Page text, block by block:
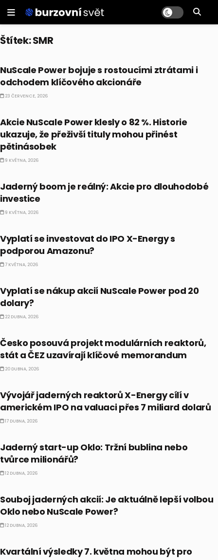
Štítek:SMR
NuScale Power bojuje s rostoucími ztrátami i
odchodem klíčového akcionáře
23 ČERVENCE, 2026
Akcie NuScale Power klesly o 82 %. Historie
ukazuje, že přeživší tituly mohou přinést
pětinásobek
9 KVĚTNA, 2026
Jaderný boom je reálný: Akcie pro dlouhodobé
investice
9 KVĚTNA, 2026
Vyplatí se investovat do IPO X-Energy s
podporou Amazonu?
7 KVĚTNA, 2026
Vyplatí se nákup akcií NuScale Power pod 20
dolary?
22 DUBNA, 2026
Česko posouvá projekt modulárních reaktorů,
stát a ČEZ uzavírají klíčové memorandum
20 DUBNA, 2026
Vývojář jaderných reaktorů X-Energy cílí v
americkém IPO na valuaci přes 7 miliard dolarů
17 DUBNA, 2026
Jaderný start-up Oklo: Tržní bublina nebo
tvůrce milionářů?
12 DUBNA, 2026
Souboj jaderných akcií: Je aktuálně lepší volbou
Oklo nebo NuScale Power?
12 DUBNA, 2026
Kvartální výsledky 7. května mohou být pro